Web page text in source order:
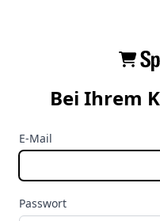
Bei Ihrem
E-Mail
Passwort